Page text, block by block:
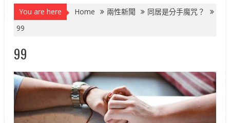
You are here Home 兩性新聞
同居是分手魔咒？
99
99